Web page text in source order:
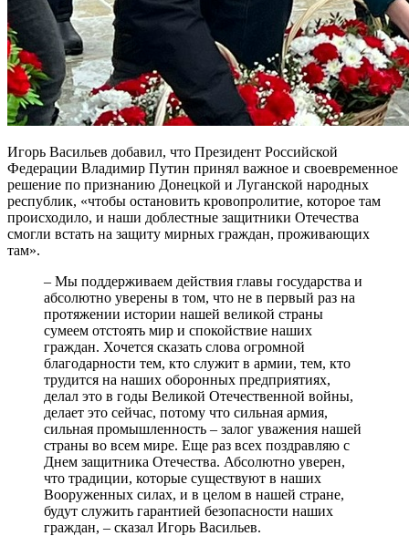
Игорь Васильев добавил, что Президент Российской
Федерации Владимир Путин принял важное и своевременное
решение по признанию Донецкой и Луганской народных
республик, «чтобы остановить кровопролитие, которое там
происходило, и наши доблестные защитники Отечества
смогли встать на защиту мирных граждан, проживающих
там».
– Мы поддерживаем действия главы государства и
абсолютно уверены в том, что не в первый раз на
протяжении истории нашей великой страны
сумеем отстоять мир и спокойствие наших
граждан. Хочется сказать слова огромной
благодарности тем, кто служит в армии, тем, кто
трудится на наших оборонных предприятиях,
делал это в годы Великой Отечественной войны,
делает это сейчас, потому что сильная армия,
сильная промышленность – залог уважения нашей
страны во всем мире. Еще раз всех поздравляю с
Днем защитника Отечества. Абсолютно уверен,
что традиции, которые существуют в наших
Вооруженных силах, и в целом в нашей стране,
будут служить гарантией безопасности наших
граждан, – сказал Игорь Васильев.